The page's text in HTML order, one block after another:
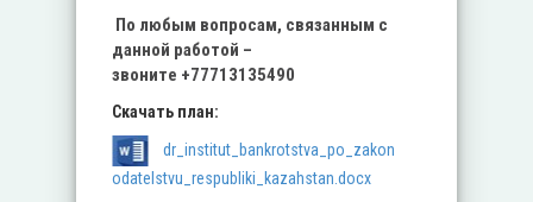
По любым вопросам, связанным с
данной работой –
звоните +77713135490
Скачать план:
dr_institut_bankrotstva_po_zakon
odatelstvu_respubliki_kazahstan.docx